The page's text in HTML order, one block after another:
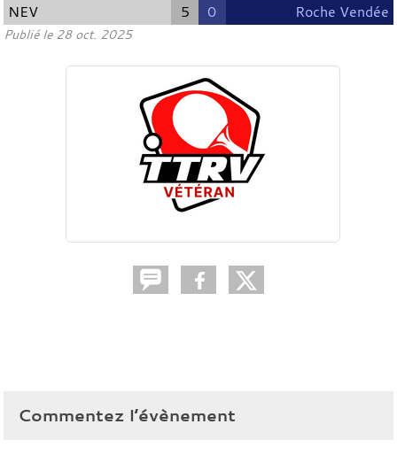
NEV 5 0 Roche Vendée
Publié le 28 oct. 2025
Commentez l’évènement